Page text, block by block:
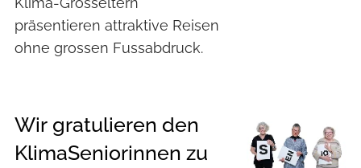
präsentieren attraktive Reisen
ohne grossen Fussabdruck.
Wir gratulieren den
KlimaSeniorinnen zu